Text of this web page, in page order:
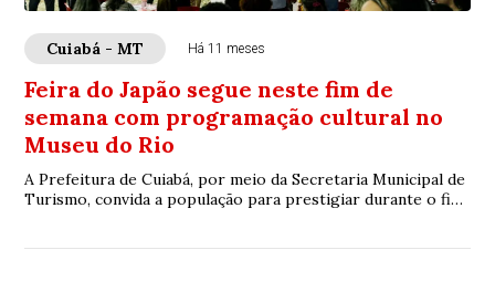
Cuiabá - MT Há 11 meses
Feira do Japão segue neste fim de
semana com programação cultural no
Museu do Rio
A Prefeitura de Cuiabá, por meio da Secretaria Municipal de
Turismo, convida a população para prestigiar durante o fim